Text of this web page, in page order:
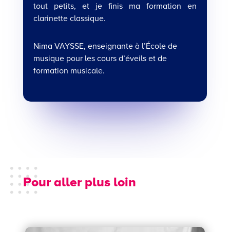
tout petits, et je finis ma formation en
clarinette classique.
Nima VAYSSE, enseignante à l’École de
musique pour les cours d’éveils et de
formation musicale.
Pour aller plus loin